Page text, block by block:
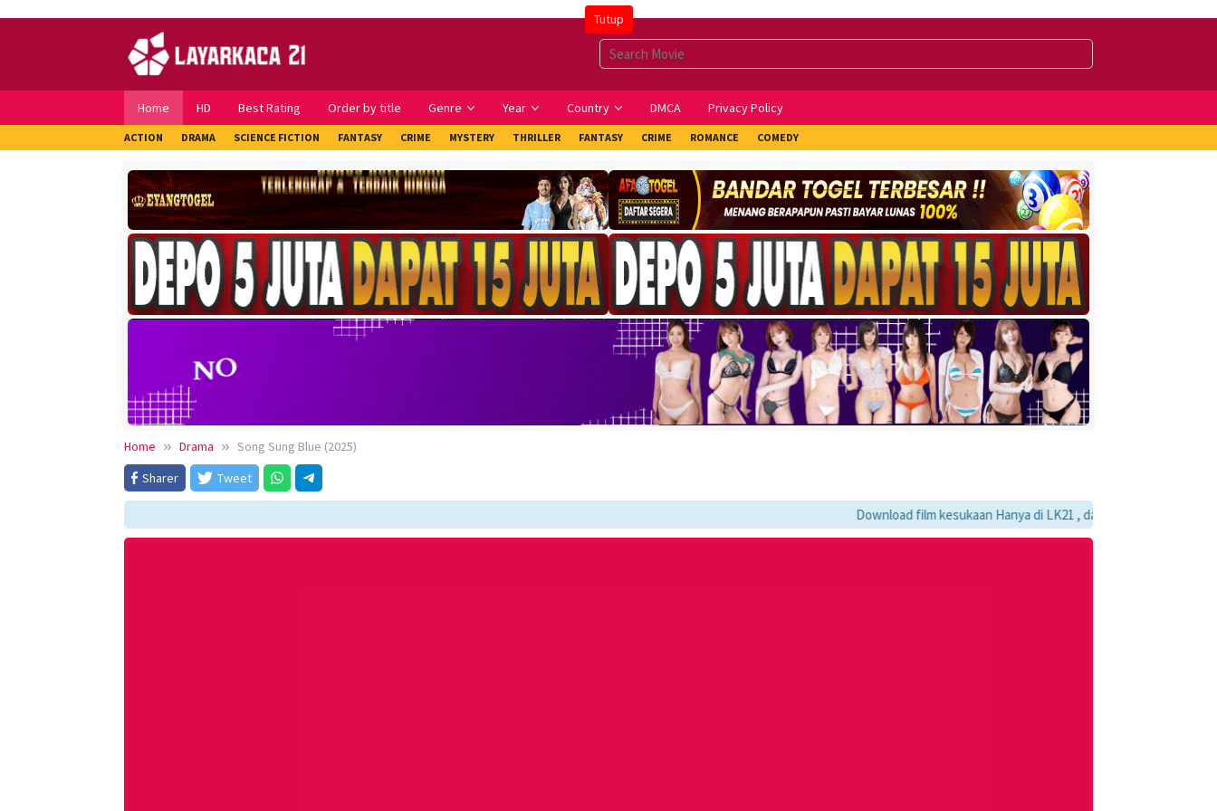
Tutup
Home HD Best Rating Order by title Genre Year Country DMCA Privacy Policy
ACTION DRAMA SCIENCE FICTION FANTASY CRIME MYSTERY THRILLER FANTASY CRIME ROMANCE COMEDY
Home Drama
Song Sung Blue (2025)
Sharer
Tweet
Download film kesukaan Hanya di LK21 , dan jangan lupa bookmark ya :)